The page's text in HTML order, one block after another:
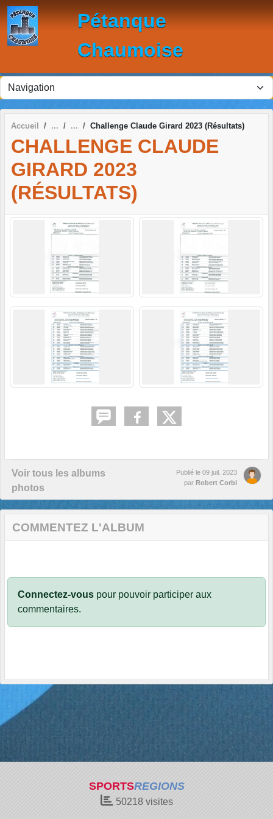
Pétanque
Chaumoise
Accueil Challenge Claude Girard 2023 (Résultats)
CHALLENGE CLAUDE
GIRARD 2023
(RÉSULTATS)
Voir tous les albums
photos
Publié le 09 juil. 2023
par Robert Corbi
COMMENTEZ L'ALBUM
Connectez-vous pour pouvoir participer aux
commentaires.
SPORTSREGIONS
50218visites
Panneau de gestion des cookies